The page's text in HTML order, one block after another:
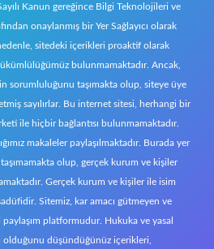
Kanun gereğince Bilgi Teknolojileri ve
onaylanmış bir Yer Sağlayıcı olarak
sitedeki içerikleri proaktif olarak
bulunmamaktadır. Ancak,
sorumluluğunu taşımakta olup, siteye üye
sayılırlar. Bu internet sitesi, herhangi bir
ile hiçbir bağlantısı bulunmamaktadır.
makaleler paylaşılmaktadır. Burada yer
olup, gerçek kurum ve kişiler
Gerçek kurum ve kişiler ile isim
Sitemiz, kar amacı gütmeyen ve
platformudur. Hukuka ve yasal
olduğunu düşündüğünüz içerikleri,